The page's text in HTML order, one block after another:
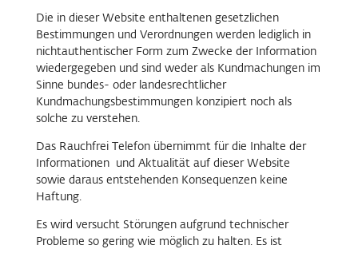
Die in dieser Website enthaltenen gesetzlichen
Bestimmungen und Verordnungen werden lediglich in
nichtauthentischer Form zum Zwecke der Information
wiedergegeben und sind weder als Kundmachungen im
Sinne bundes- oder landesrechtlicher
Kundmachungsbestimmungen konzipiert noch als
solche zu verstehen.
Das Rauchfrei Telefon übernimmt für die Inhalte der
Informationen und Aktualität auf dieser Website
sowie daraus entstehenden Konsequenzen keine
Haftung.
Es wird versucht Störungen aufgrund technischer
Probleme so gering wie möglich zu halten. Es ist